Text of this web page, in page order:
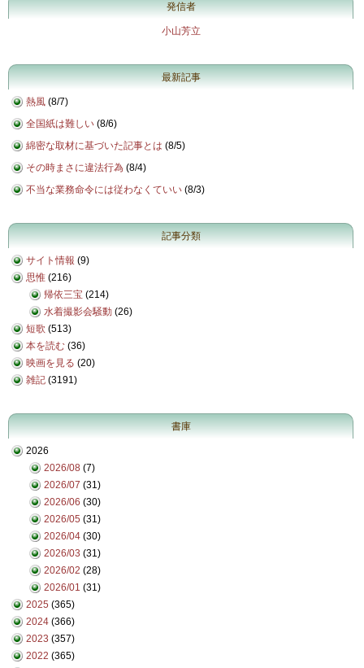
発信者
小山芳立
最新記事
熱風 (8/7)
全国紙は難しい (8/6)
綿密な取材に基づいた記事とは (8/5)
その時まさに違法行為 (8/4)
不当な業務命令には従わなくていい (8/3)
記事分類
サイト情報 (9)
思惟 (216)
帰依三宝 (214)
水着撮影会騒動 (26)
短歌 (513)
本を読む (36)
映画を見る (20)
雑記 (3191)
書庫
2026
2026/08 (7)
2026/07 (31)
2026/06 (30)
2026/05 (31)
2026/04 (30)
2026/03 (31)
2026/02 (28)
2026/01 (31)
2025 (365)
2024 (366)
2023 (357)
2022 (365)